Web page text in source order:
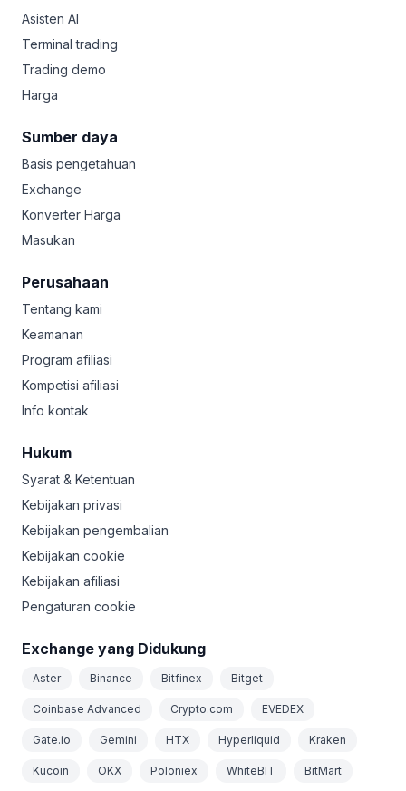
Asisten AI
Terminal trading
Trading demo
Harga
Sumber daya
Basis pengetahuan
Exchange
Konverter Harga
Masukan
Perusahaan
Tentang kami
Keamanan
Program afiliasi
Kompetisi afiliasi
Info kontak
Hukum
Syarat & Ketentuan
Kebijakan privasi
Kebijakan pengembalian
Kebijakan cookie
Kebijakan afiliasi
Pengaturan cookie
Exchange yang Didukung
Aster Binance Bitfinex Bitget
Coinbase Advanced Crypto.com EVEDEX
Gate.io Gemini HTX Hyperliquid Kraken
Kucoin OKX Poloniex WhiteBIT BitMart